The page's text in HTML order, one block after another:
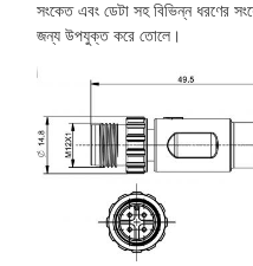
সংকেত এবং ডেটা সহ বিভিন্ন ধরণের
জন্য উপযুক্ত করে তোলে।